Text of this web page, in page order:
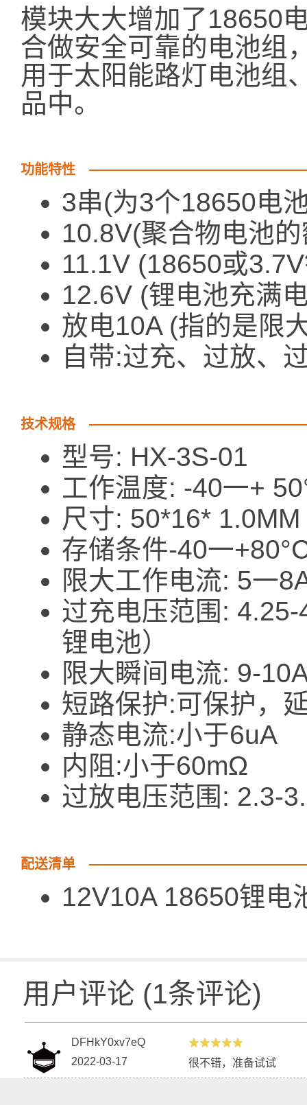
模块大大增加了18650
合做安全可靠的电池组
用于太阳能路灯电池组
品中。
功能特性
3串(为3个18650电
10.8V(聚合物电池
11.1V (18650或
12.6V (锂电池充满
放电10A (指的是限
自带:过充、过放、
技术规格
型号: HX-3S-01
工作温度: -40一+
尺寸: 50*16* 1.0MM
存储条件-40一
限大工作电流: 5一
过充电压范围:
锂电池）
限大瞬间电流: 9-
短路保护:可保护，
静态电流:小于6uA
内阻:小于60mΩ
过放电压范围: 2.3-
配送清单
12V10A 18650锂电
用户评论 (1条评论)
DFHkY0xv7eQ
2022-03-17
很不错，准备试试